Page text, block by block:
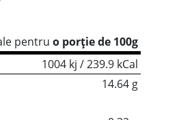
pentru o porție de 100g
1004 kj / 239.9 kCal
14.64 g